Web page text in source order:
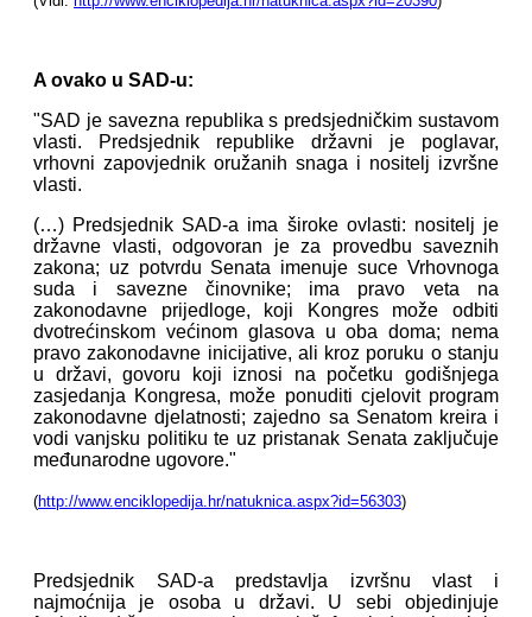
A ovako u SAD-u:
"SAD je savezna republika s predsjedničkim sustavom
vlasti. Predsjednik republike državni je poglavar,
vrhovni zapovjednik oružanih snaga i nositelj izvršne
vlasti.
(…) Predsjednik SAD-a ima široke ovlasti: nositelj je
državne vlasti, odgovoran je za provedbu saveznih
zakona; uz potvrdu Senata imenuje suce Vrhovnoga
suda i savezne činovnike; ima pravo veta na
zakonodavne prijedloge, koji Kongres može odbiti
dvotrećinskom većinom glasova u oba doma; nema
pravo zakonodavne inicijative, ali kroz poruku o stanju
u državi, govoru koji iznosi na početku godišnjega
zasjedanja Kongresa, može ponuditi cjelovit program
zakonodavne djelatnosti; zajedno sa Senatom kreira i
vodi vanjsku politiku te uz pristanak Senata zaključuje
međunarodne ugovore."
(http://www.enciklopedija.hr/natuknica.aspx?id=56303)
Predsjednik SAD-a predstavlja izvršnu vlast i
najmoćnija je osoba u državi. U sebi objedinjuje